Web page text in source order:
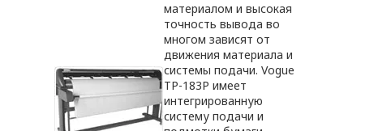
материалом и высокая
точность вывода во
многом зависят от
движения материала и
системы подачи. Vogue
TP-183P имеет
интегрированную
систему подачи и